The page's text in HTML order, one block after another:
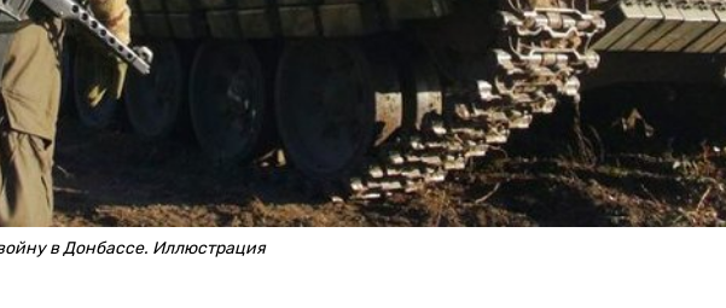
в Донбассе. Иллюстрация